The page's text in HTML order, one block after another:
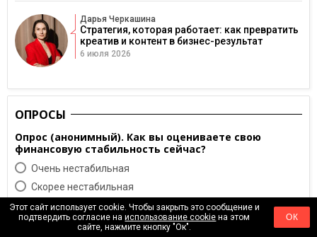
Дарья Черкашина
Стратегия, которая работает: как превратить
креатив и контент в бизнес-результат
6 июля 2026
ОПРОСЫ
Опрос (анонимный). Как вы оцениваете свою
финансовую стабильность сейчас?
Очень нестабильная
Скорее нестабильная
Cтабильная
Лучше, чем до войны
Этот сайт использует cookie. Чтобы закрыть это сообщение и
подтвердить согласие наиспользование cookie на этом
сайте, нажмите кнопку "Ок".
ОК